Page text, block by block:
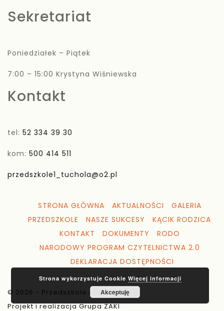
Sekretariat
Poniedziałek – Piątek
7:00 – 15:00 Krystyna Wiśniewska
Kontakt
tel: 52 334 39 30
kom: 500 414 511
przedszkole1_tuchola@o2.pl
STRONA GŁÓWNA AKTUALNOŚCI
GALERIA
PRZEDSZKOLE
NASZE SUKCESY
KĄCIK RODZICA
KONTAKT
DOKUMENTY
RODO
NARODOWY PROGRAM CZYTELNICTWA 2.0
DEKLARACJA DOSTĘPNOŚCI
© 2026 - Przedszkole nr 1 Tuchola
Projekt i realizacja Grupa ZAKI
Strona wykorzystuje Cookie Więcej informacji
Akceptuję